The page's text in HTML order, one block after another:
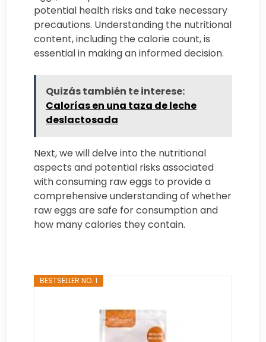
potential health risks and take necessary
precautions. Understanding the nutritional
content, including the calorie count, is
essential in making an informed decision.
Quizás también te interese:
Calorías en una taza de leche
deslactosada
Next, we will delve into the nutritional
aspects and potential risks associated
with consuming raw eggs to provide a
comprehensive understanding of whether
raw eggs are safe for consumption and
how many calories they contain.
BESTSELLER NO. 1